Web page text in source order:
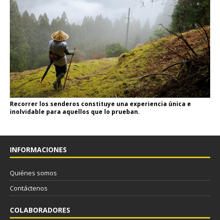
Recorrer los senderos constituye una experiencia única e
inolvidable para aquellos que lo prueban.
INFORMACIONES
Quiénes somos
Contáctenos
COLABORADORES